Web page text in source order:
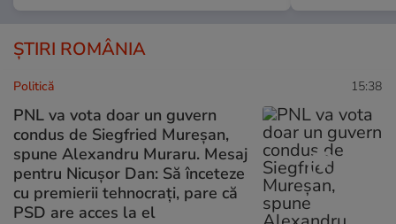
ȘTIRI ROMÂNIA
Politică 15:38
PNL va vota doar un guvern
condus de Siegfried Mureșan,
spune Alexandru Muraru. Mesaj
pentru Nicușor Dan: Să înceteze
cu premierii tehnocrați, pare că
PSD are acces la el